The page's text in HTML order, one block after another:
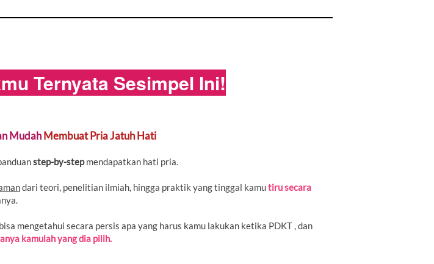
Ternyata Sesimpel Ini!
Mudah Membuat Pria Jatuh Hati
step-by-step mendapatkan hati pria.
dari teori, penelitian ilmiah, hingga praktik yang tinggal kamu tiru secara
mengetahui secara persis apa yang harus kamu lakukan ketika PDKT , dan
kamulah yang dia pilih.